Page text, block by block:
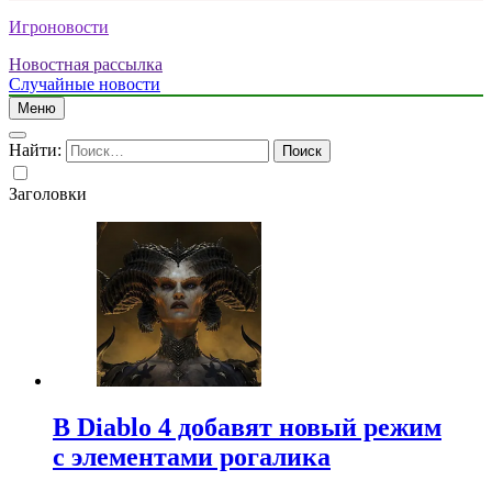
Игроновости
Новостная рассылка
Случайные новости
Меню
Найти:
Заголовки
В Diablo 4 добавят новый режим
с элементами рогалика